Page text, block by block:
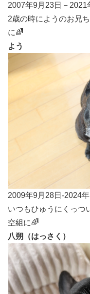
2007年9月23日－2021
2歳の時にようのお兄
に🌈
よう
2009年9月28日-2024
いつもひゅうにくっつ
空組に🌈
八朔（はっさく）